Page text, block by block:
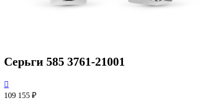
Серьги 585 3761-21001

109 155 ₽